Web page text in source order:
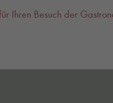
Ihren Besuch der